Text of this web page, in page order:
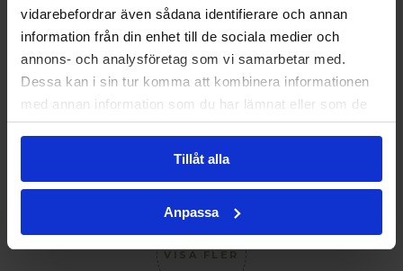
vidarebefordrar även sådana identifierare och annan
information från din enhet till de sociala medier och
annons- och analysföretag som vi samarbetar med.
Dessa kan i sin tur komma att kombinera informationen
med annan information som du har lämnat eller som de
har samlat in när du har använt deras tjänster.
Tillåt alla
Anpassa
Släta ytor i tak och vägg utan synliga takbjälkar
VISA FLER